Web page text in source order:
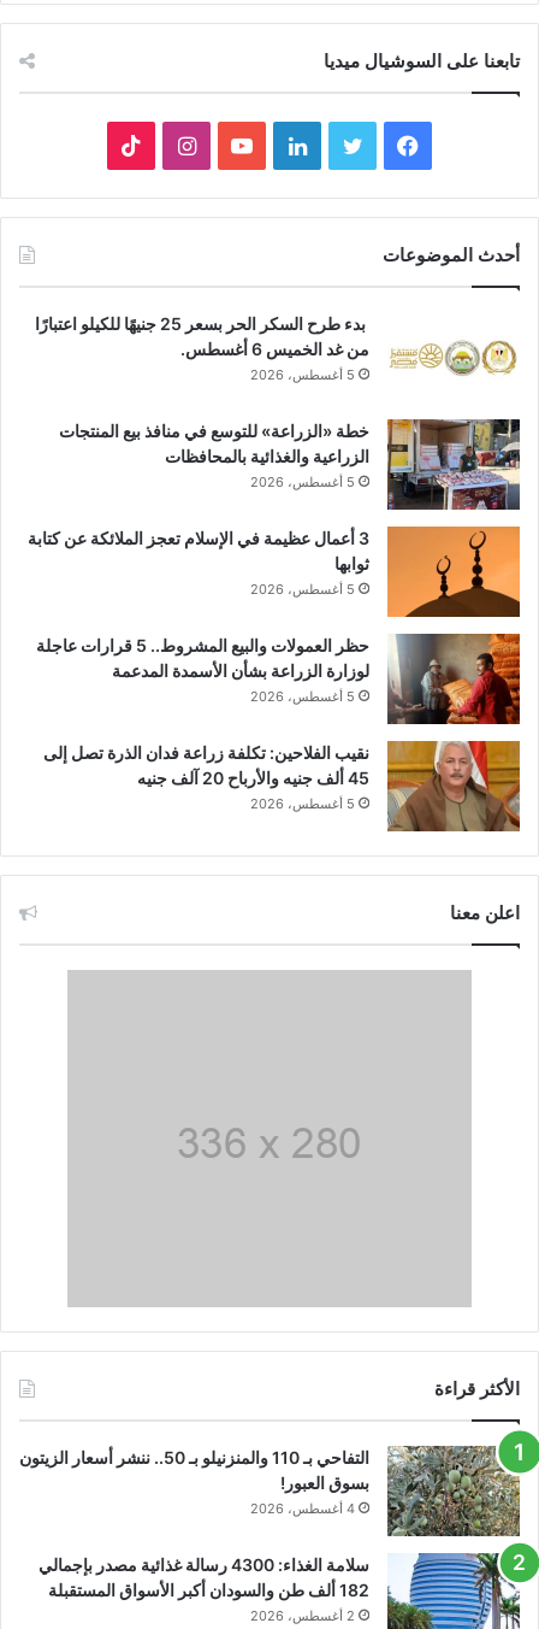
تابعنا على السوشيال ميديا
فيسبوك تويتر لينكدإنيوتيوبانستقرام
أحدث الموضوعات
بدء طرح السكر الحر بسعر 25 جنيهًا للكيلو اعتبارًا
من غد الخميس 6 أغسطس.
5 أغسطس، 2026
خطة «الزراعة» للتوسع في منافذ بيع المنتجات
الزراعية والغذائية بالمحافظات
5 أغسطس، 2026
3 أعمال عظيمة في الإسلام تعجز الملائكة عن كتابة
ثوابها
5 أغسطس، 2026
حظر العمولات والبيع المشروط.. 5 قرارات عاجلة
لوزارة الزراعة بشأن الأسمدة المدعمة
5 أغسطس، 2026
نقيب الفلاحين: تكلفة زراعة فدان الذرة تصل إلى
45 ألف جنيه والأرباح 20 آلف جنيه
5 أغسطس، 2026
اعلن معنا
الأكثر قراءة
التفاحي بـ 110 والمنزنيلو بـ 50.. ننشر أسعار الزيتون
بسوق العبور!
4 أغسطس، 2026
سلامة الغذاء: 4300 رسالة غذائية مصدر بإجمالي
182 ألف طن والسودان أكبر الأسواق المستقبلة
2 أغسطس، 2026